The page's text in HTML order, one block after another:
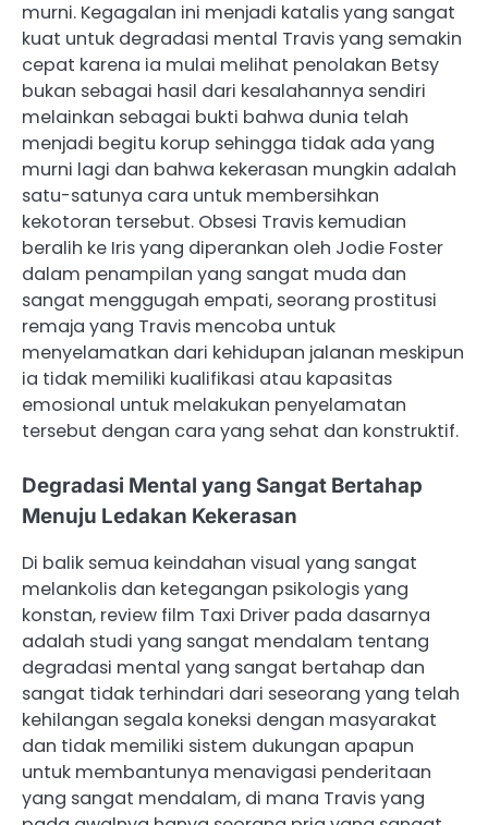
murni. Kegagalan ini menjadi katalis yang sangat
kuat untuk degradasi mental Travis yang semakin
cepat karena ia mulai melihat penolakan Betsy
bukan sebagai hasil dari kesalahannya sendiri
melainkan sebagai bukti bahwa dunia telah
menjadi begitu korup sehingga tidak ada yang
murni lagi dan bahwa kekerasan mungkin adalah
satu-satunya cara untuk membersihkan
kekotoran tersebut. Obsesi Travis kemudian
beralih ke Iris yang diperankan oleh Jodie Foster
dalam penampilan yang sangat muda dan
sangat menggugah empati, seorang prostitusi
remaja yang Travis mencoba untuk
menyelamatkan dari kehidupan jalanan meskipun
ia tidak memiliki kualifikasi atau kapasitas
emosional untuk melakukan penyelamatan
tersebut dengan cara yang sehat dan konstruktif.
Degradasi Mental yang Sangat Bertahap
Menuju Ledakan Kekerasan
Di balik semua keindahan visual yang sangat
melankolis dan ketegangan psikologis yang
konstan, review film Taxi Driver pada dasarnya
adalah studi yang sangat mendalam tentang
degradasi mental yang sangat bertahap dan
sangat tidak terhindari dari seseorang yang telah
kehilangan segala koneksi dengan masyarakat
dan tidak memiliki sistem dukungan apapun
untuk membantunya menavigasi penderitaan
yang sangat mendalam, di mana Travis yang